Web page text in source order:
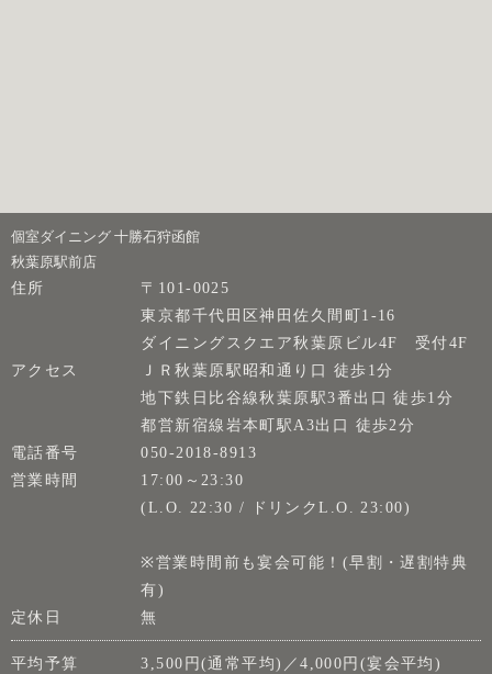
個室ダイニング 十勝石狩函館
秋葉原駅前店
住所
〒101-0025
東京都千代田区神田佐久間町1-16
ダイニングスクエア秋葉原ビル4F 受付4F
アクセス
ＪＲ秋葉原駅昭和通り口 徒歩1分
地下鉄日比谷線秋葉原駅3番出口 徒歩1分
都営新宿線岩本町駅A3出口 徒歩2分
電話番号
050-2018-8913
営業時間
17:00～23:30
(L.O. 22:30 / ドリンクL.O. 23:00)
※営業時間前も宴会可能！(早割・遅割特典
有)
定休日
無
平均予算
3,500円(通常平均)／4,000円(宴会平均)